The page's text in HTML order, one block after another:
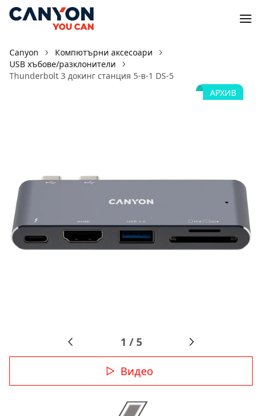
Canyon
Компютърни аксесоари
USB хъбове/разклонители
Thunderbolt 3 докинг станция 5-в-1 DS-5
АРХИВ
1 / 5
Видео